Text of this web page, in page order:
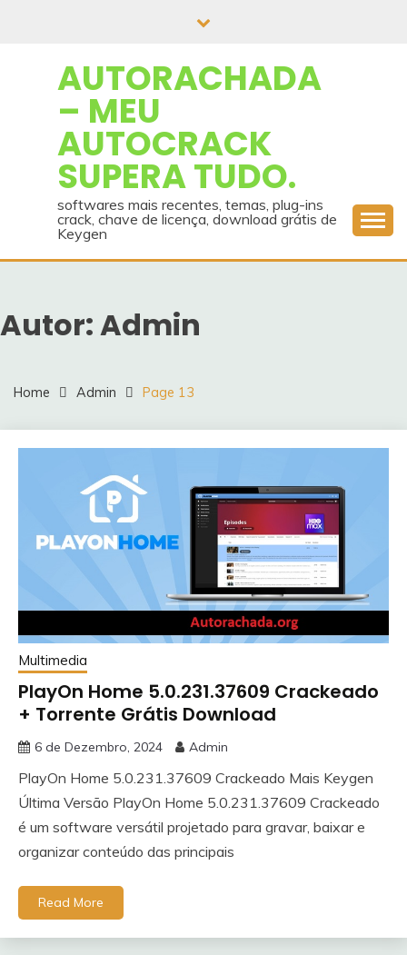
AUTORACHADA
– MEU
AUTOCRACK
SUPERA TUDO.
softwares mais recentes, temas, plug-ins
crack, chave de licença, download grátis de
Keygen
Autor:Admin
Home Admin Page 13
Multimedia
PlayOn Home 5.0.231.37609 Crackeado
+ Torrente Grátis Download
6 de Dezembro, 2024 Admin
PlayOn Home 5.0.231.37609 Crackeado Mais Keygen
Última Versão PlayOn Home 5.0.231.37609 Crackeado
é um software versátil projetado para gravar, baixar e
organizar conteúdo das principais
Read More